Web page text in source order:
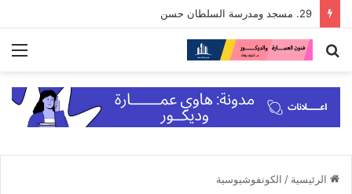
29. مسجد ومدرسة السلطان حسن
بحث
الرئيسية / الكونفوشيوسية